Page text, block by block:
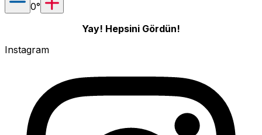
0°
Yay! Hepsini Gördün!
Instagram